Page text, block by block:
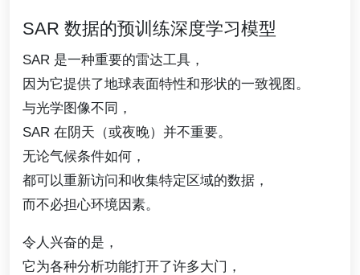
SAR 数据的预训练深度学习模型
SAR 是一种重要的雷达工具，
因为它提供了地球表面特性和形状的一致视图。
与光学图像不同，
SAR 在阴天（或夜晚）并不重要。
无论气候条件如何，
都可以重新访问和收集特定区域的数据，
而不必担心环境因素。
令人兴奋的是，
它为各种分析功能打开了许多大门，